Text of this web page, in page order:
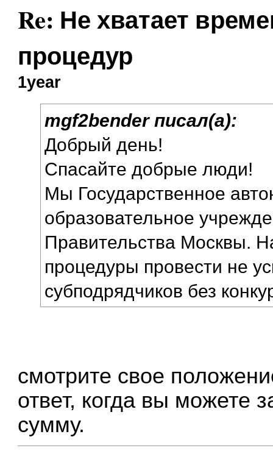
Re: Не хватает
процедур
1year
mgf2bender писал(а):
Добрый день!
Спасайте добрые люди!
Мы Государственное
образовательное
Правительства Москвы.
процедуры провести не
субподрядчиков без
смотрите свое
ответ, когда вы можете
сумму.